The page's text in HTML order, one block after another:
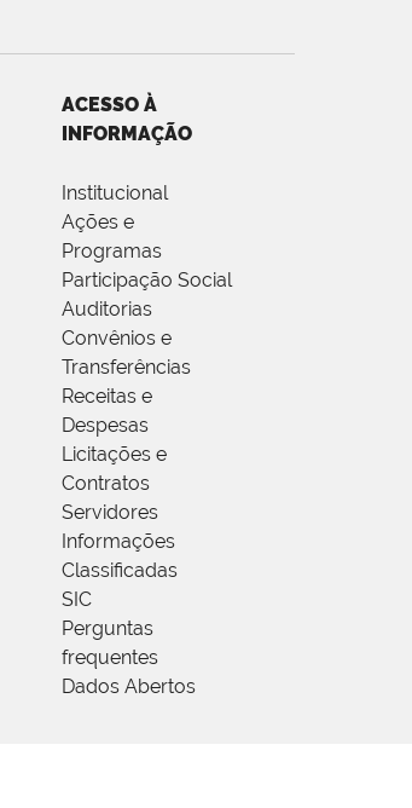
ACESSO À
INFORMAÇÃO
Institucional
Ações e
Programas
Participação Social
Auditorias
Convênios e
Transferências
Receitas e
Despesas
Licitações e
Contratos
Servidores
Informações
Classificadas
SIC
Perguntas
frequentes
Dados Abertos